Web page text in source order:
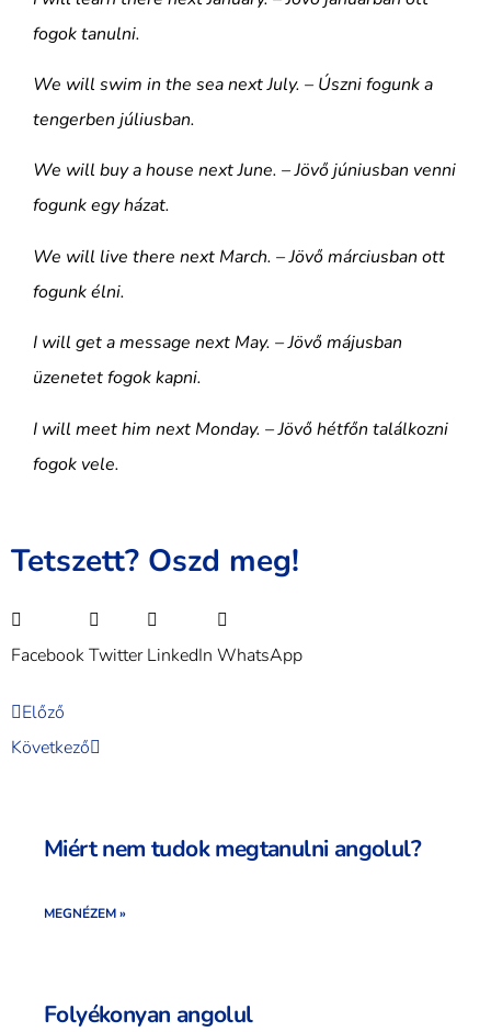
fogok tanulni.
We will swim in the sea next July. – Úszni fogunk a
tengerben júliusban.
We will buy a house next June. – Jövő júniusban venni
fogunk egy házat.
We will live there next March. – Jövő márciusban ott
fogunk élni.
I will get a message next May. – Jövő májusban
üzenetet fogok kapni.
I will meet him next Monday. – Jövő hétfőn találkozni
fogok vele.
Tetszett? Oszd meg!
FacebookTwitter LinkedIn WhatsApp
Előző
Következő
Miért nem tudok megtanulni angolul?
MEGNÉZEM »
Folyékonyan angolul